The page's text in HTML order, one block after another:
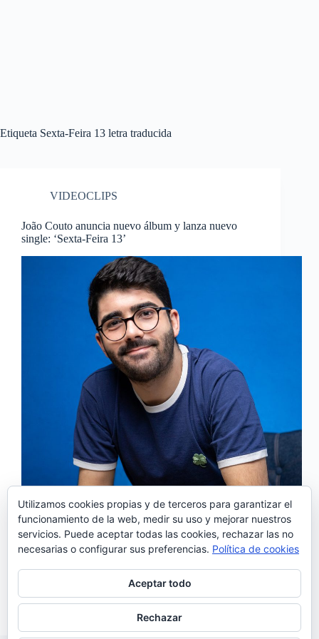
Etiqueta Sexta-Feira 13 letra traducida
VIDEOCLIPS
João Couto anuncia nuevo álbum y lanza nuevo
single: ‘Sexta-Feira 13’
‘Sexta-Feira 13’ es el primer single de «Boa Sorte»,
el nuevo trabajo de João Couto que será lanzado el
próximo 1 de octubre. Escrito por João Couto y
producido por Pedro Pode (de S. Pedro y
doismileoito) «Boa Sorte» está…
Noemí Sánchez
25/08/2021
Utilizamos cookies propias y de terceros para garantizar el
funcionamiento de la web, medir su uso y mejorar nuestros
servicios. Puede aceptar todas las cookies, rechazar las no
necesarias o configurar sus preferencias. Política de cookies
Aceptar todo
Rechazar